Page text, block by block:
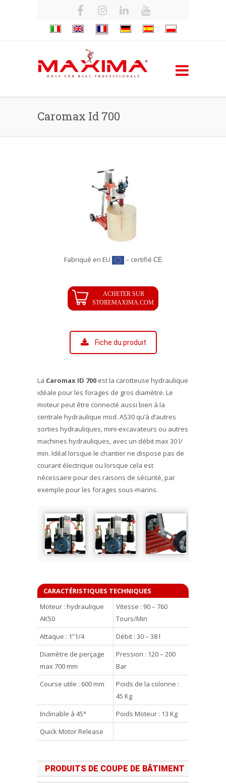
Caromax Id 700
Fabriqué en EU – certifié CE
Fiche du produit
La Caromax ID 700 est la carotteuse hydraulique
idéale pour les forages de gros diamètre. Le
moteur peut être connecté aussi bien à la
centrale hydraulique mod. AS30 qu’à d’autres
sorties hydrauliques, mini-excavateurs ou autres
machines hydrauliques, avec un débit max 30 l/
min. Idéal lorsque le chantier ne dispose pas de
courant électrique ou lorsque cela est
nécessaire pour des raisons de sécurité, par
exemple pour les forages sous-marins.
CARACTÉRISTIQUES TECHNIQUES
Moteur : hydraulique
AK50
Vitesse : 90 – 760
Tours/Min
Attaque : 1”1/4
Débit : 30 – 38 l
Diamètre de perçage
max 700 mm
Pression : 120 – 200
Bar
Course utile : 600 mm
Poids de la colonne :
45 Kg
Inclinable à 45°
Poids Moteur : 13 Kg
Quick Motor Release
PRODUITS DE COUPE DE BÂTIMENT